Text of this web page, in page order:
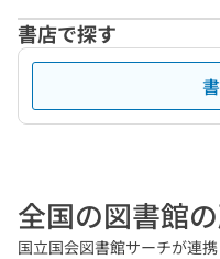
書店で探す
全国の図書館
国立国会図書館サーチが連